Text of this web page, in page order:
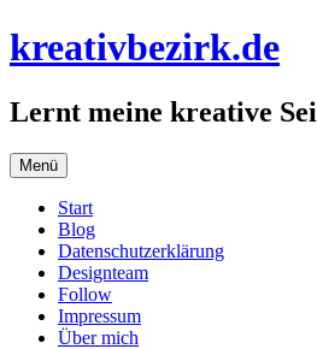
Zum
Inhalt
kreativbezirk.de
Lernt meine kreative
Menü
Start
Blog
Datenschutzerklärung
Designteam
Follow
Impressum
Über mich